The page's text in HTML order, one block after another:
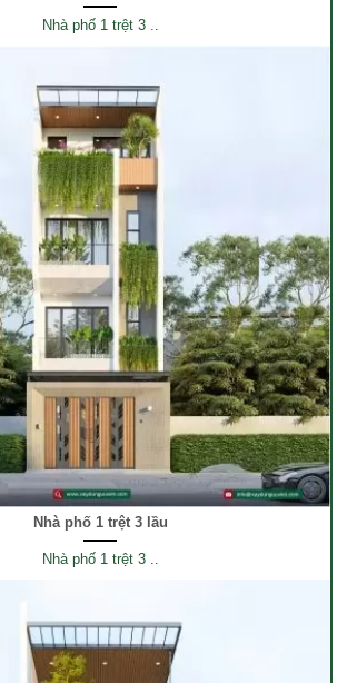
Nhà phố 1 trệt 3 ..
Nhà phố 1 trệt 3 lầu
Nhà phố 1 trệt 3 ..